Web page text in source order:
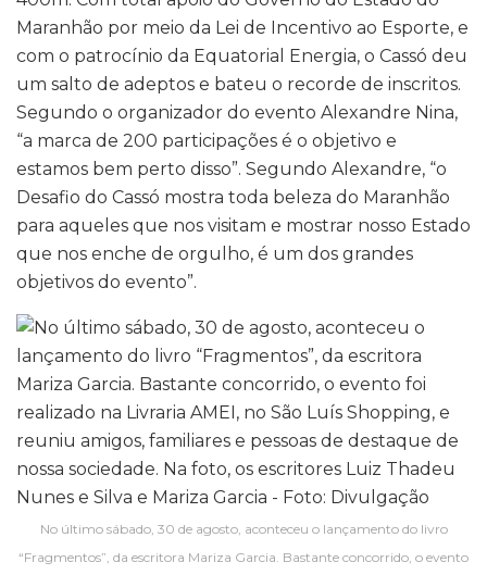
Maranhão por meio da Lei de Incentivo ao Esporte, e
com o patrocínio da Equatorial Energia, o Cassó deu
um salto de adeptos e bateu o recorde de inscritos.
Segundo o organizador do evento Alexandre Nina,
“a marca de 200 participações é o objetivo e
estamos bem perto disso”. Segundo Alexandre, “o
Desafio do Cassó mostra toda beleza do Maranhão
para aqueles que nos visitam e mostrar nosso Estado
que nos enche de orgulho, é um dos grandes
objetivos do evento”.
No último sábado, 30 de agosto, aconteceu o lançamento do livro
“Fragmentos”, da escritora Mariza Garcia. Bastante concorrido, o evento